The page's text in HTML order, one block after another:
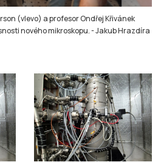
(vlevo) a profesor Ondřej Křivánek
nového mikroskopu.-Jakub Hrazdíra